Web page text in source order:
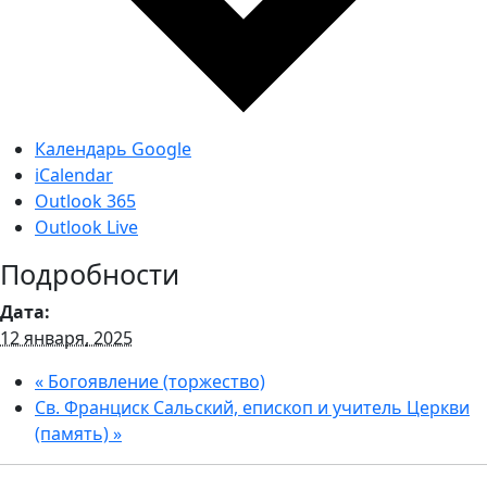
Календарь Google
iCalendar
Outlook 365
Outlook Live
Подробности
Дата:
12 января, 2025
« Богоявление (торжество)
Св. Франциск Сальский, епископ и учитель Церкви
(память)»